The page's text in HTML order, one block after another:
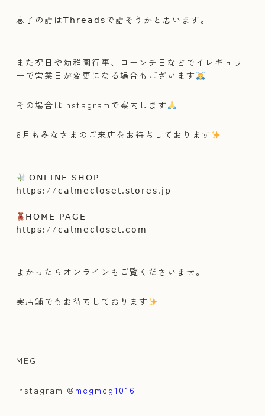
息子の話は𝖳𝗁𝗋𝖾𝖺𝖽𝗌で話そうかと思います。
また祝日や幼稚園行事、ローンチ日などでイレギュラ
ーで営業日が変更になる場合もございます
その場合はInstagramで案内します
6月もみなさまのご来店をお待ちしております
𝖮𝖭𝖫𝖨𝖭𝖤 𝖲𝖧𝖮𝖯
𝗁𝗍𝗍𝗉𝗌://𝖼𝖺𝗅𝗆𝖾𝖼𝗅𝗈𝗌𝖾𝗍.𝗌𝗍𝗈𝗋𝖾𝗌.𝗃𝗉
𝖧𝖮𝖬𝖤 𝖯𝖠𝖦𝖤
𝗁𝗍𝗍𝗉𝗌://𝖼𝖺𝗅𝗆𝖾𝖼𝗅𝗈𝗌𝖾𝗍.𝖼𝗈𝗆
よかったらオンラインもご覧くださいませ。
実店舗でもお待ちしております
MEG
Instagram @ megmeg1016